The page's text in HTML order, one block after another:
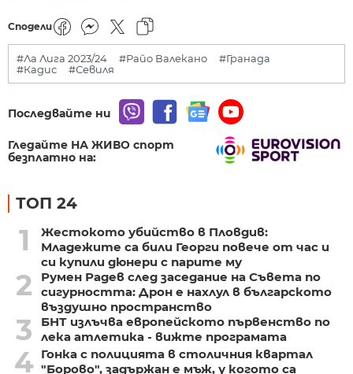
Сподели
#Ла Лига 2023/24 #Райо Валекано
#Гранада
#Кадис
#Севиля
Последвайте ни
Гледайте НА ЖИВО спорт
безплатно на:
ТОП 24
1
Жестокото убийство в Пловдив:
Младежите са били Георги повече от час и
си купили дюнери с парите му
2
Румен Радев след заседание на Съвета по
сигурността: Дрон е нахлул в българското
въздушно пространство
3
БНТ излъчва европейското първенство по
лека атлетика - вижте програмата
4 Гонка с полицията в столичния квартал
"Борово", задържан е мъж, у когото са